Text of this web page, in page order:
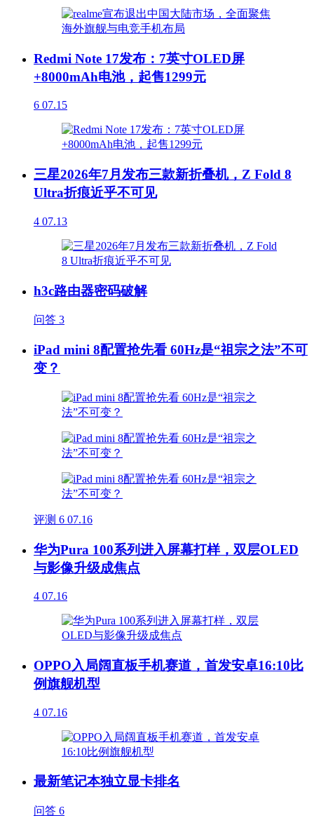
Redmi Note 17发布：7英寸OLED屏
+8000mAh电池，起售1299元
6 07.15
三星2026年7月发布三款新折叠机，Z Fold 8
Ultra折痕近乎不可见
4 07.13
h3c路由器密码破解
问答 3
iPad mini 8配置抢先看 60Hz是“祖宗之法”不可
变？
评测 6 07.16
华为Pura 100系列进入屏幕打样，双层OLED
与影像升级成焦点
4 07.16
OPPO入局阔直板手机赛道，首发安卓16:10比
例旗舰机型
4 07.16
最新笔记本独立显卡排名
问答 6